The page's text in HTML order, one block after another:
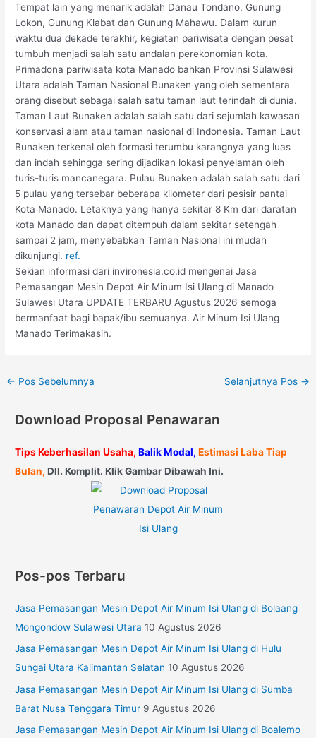
Tempat lain yang menarik adalah Danau Tondano, Gunung
Lokon, Gunung Klabat dan Gunung Mahawu. Dalam kurun
waktu dua dekade terakhir, kegiatan pariwisata dengan pesat
tumbuh menjadi salah satu andalan perekonomian kota.
Primadona pariwisata kota Manado bahkan Provinsi Sulawesi
Utara adalah Taman Nasional Bunaken yang oleh sementara
orang disebut sebagai salah satu taman laut terindah di dunia.
Taman Laut Bunaken adalah salah satu dari sejumlah kawasan
konservasi alam atau taman nasional di Indonesia. Taman Laut
Bunaken terkenal oleh formasi terumbu karangnya yang luas
dan indah sehingga sering dijadikan lokasi penyelaman oleh
turis-turis mancanegara. Pulau Bunaken adalah salah satu dari
5 pulau yang tersebar beberapa kilometer dari pesisir pantai
Kota Manado. Letaknya yang hanya sekitar 8 Km dari daratan
kota Manado dan dapat ditempuh dalam sekitar setengah
sampai 2 jam, menyebabkan Taman Nasional ini mudah
dikunjungi. ref.
Sekian informasi dari invironesia.co.id mengenai Jasa
Pemasangan Mesin Depot Air Minum Isi Ulang di Manado
Sulawesi Utara UPDATE TERBARU Agustus 2026 semoga
bermanfaat bagi bapak/ibu semuanya. Air Minum Isi Ulang
Manado Terimakasih.
← Pos Sebelumnya Selanjutnya Pos →
Download Proposal Penawaran
Tips Keberhasilan Usaha, Balik Modal, Estimasi Laba Tiap
Bulan, Dll. Komplit. Klik Gambar Dibawah Ini.
Pos-pos Terbaru
Jasa Pemasangan Mesin Depot Air Minum Isi Ulang di Bolaang
Mongondow Sulawesi Utara 10 Agustus 2026
Jasa Pemasangan Mesin Depot Air Minum Isi Ulang di Hulu
Sungai Utara Kalimantan Selatan 10 Agustus 2026
Jasa Pemasangan Mesin Depot Air Minum Isi Ulang di Sumba
Barat Nusa Tenggara Timur 9 Agustus 2026
Jasa Pemasangan Mesin Depot Air Minum Isi Ulang di Boalemo